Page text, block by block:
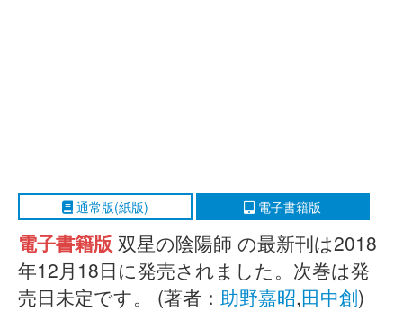
通常版(紙版) 電子書籍版
電子書籍版 双星の陰陽師 の最新刊は2018
年12月18日に発売されました。次巻は発
売日未定です。 (著者： 助野嘉昭,田中創)